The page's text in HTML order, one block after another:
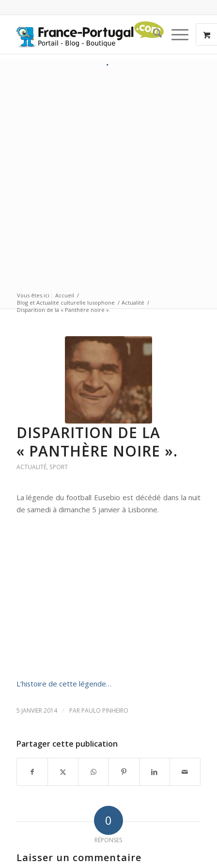
Vous êtes ici : Accueil /
Blog et Actualité culturelle lusophone / Actualité /
Disparition de la « Panthère noire ».
DISPARITION DE LA
« PANTHÈRE NOIRE ».
ACTUALITÉ, SPORT
La légende du football Eusebio est décédé dans la nuit
de samedi à dimanche 5 janvier à Lisbonne.
L’histoire de cette légende…
5 JANVIER 2014 / PAR PAULO PINHEIRO
Partager cette publication
0
RÉPONSES
Laisser un commentaire